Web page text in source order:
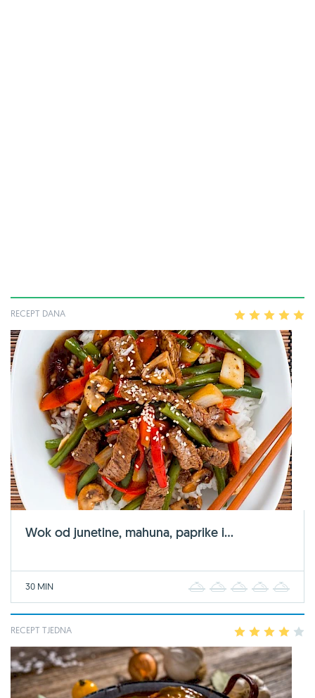
RECEPT DANA 2 3 4
Wok od junetine, mahuna, paprike i...
30 MIN 2 3 4
RECEPT TJEDNA 2 3 4